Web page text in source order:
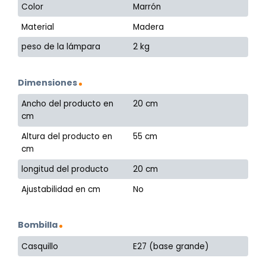
Color
Marrón
Material
Madera
peso de la lámpara
2 kg
Dimensiones
Ancho del producto en
cm
20 cm
Altura del producto en
cm
55 cm
longitud del producto
20 cm
Ajustabilidad en cm
No
Bombilla
Casquillo E27 (base grande)